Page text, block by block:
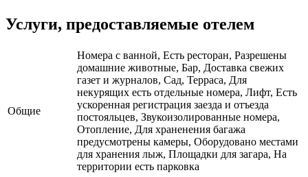
Услуги, предоставляемые отелем
Общие
Номера с ванной, Есть ресторан, Разрешены
домашние животные, Бар, Доставка свежих
газет и журналов, Сад, Терраса, Для
некурящих есть отдельные номера, Лифт, Есть
ускоренная регистрация заезда и отъезда
постояльцев, Звукоизолированные номера,
Отопление, Для храненения багажа
предусмотрены камеры, Оборудовано местами
для хранения лыж, Площадки для загара, На
территории есть парковка